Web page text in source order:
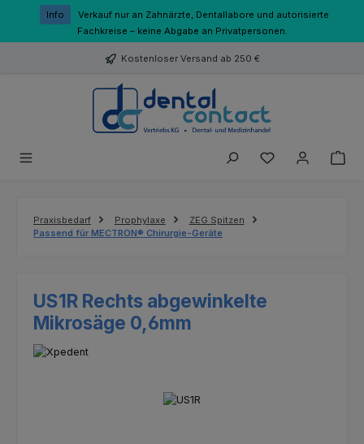
Zum Hauptinhalt springen
Info
Verkauf nur an Zahnärzte, Dentallabore und autorisierte
Fachkreise – keine Abgabe an Privatpersonen.
Kostenloser Versand ab 250 €
Du hast 0
Praxisbedarf Prophylaxe
ZEG Spitzen
Passend für MECTRON® Chirurgie-Geräte
US1R Rechts abgewinkelte
Mikrosäge 0,6mm